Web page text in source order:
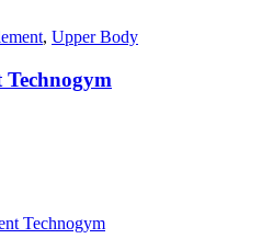
, Upper Body